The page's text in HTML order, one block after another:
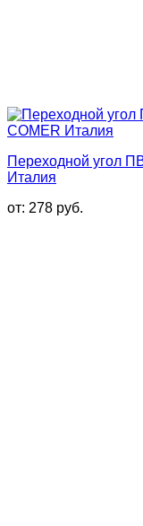
Переходной угол
Италия
от: 278 руб.